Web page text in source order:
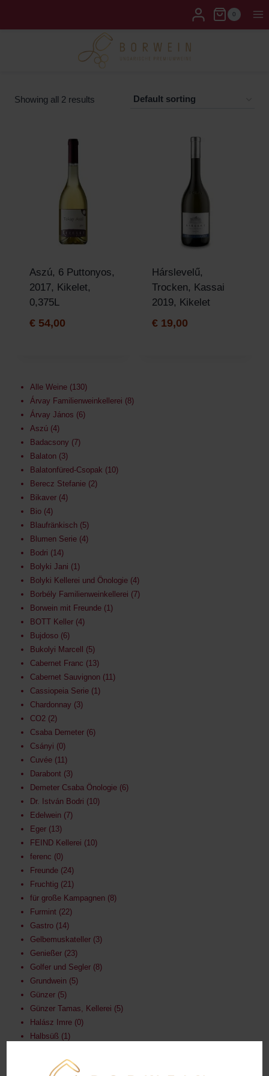
0
Showing all 2 results
Aszú, 6 Puttonyos,
2017, Kikelet,
0,375L
€54,00
Hárslevelű,
Trocken, Kassai
2019, Kikelet
€19,00
Alle Weine 130
Árvay Familienweinkellerei 8
Árvay János 6
Aszú 4
Badacsony 7
Balaton 3
Balatonfüred-Csopak 10
Berecz Stefanie 2
Bikaver 4
Bio 4
Blaufränkisch 5
Blumen Serie 4
Bodri 14
Bolyki Jani 1
Bolyki Kellerei und Önologie 4
Borbély Familienweinkellerei 7
Borwein mit Freunde 1
BOTT Keller 4
Bujdoso 6
Bukolyi Marcell 5
Cabernet Franc 13
Cabernet Sauvignon 11
Cassiopeia Serie 1
Chardonnay 3
CO2 2
Csaba Demeter 6
Csányi 0
Cuvée 11
Darabont 3
Demeter Csaba Önologie 6
Dr. István Bodri 10
Edelwein 7
Eger 13
FEIND Kellerei 10
ferenc 0
Freunde 24
Fruchtig 21
für große Kampagnen 8
Furmint 22
Gastro 14
Gelbemuskateller 3
Genießer 23
Golfer und Segler 8
Grundwein 5
Günzer 5
Günzer Tamas, Kellerei 5
Halász Imre 0
Halbsüß 1
Harsányi 7